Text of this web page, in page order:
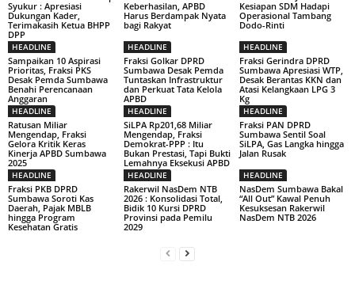
Syukur : Apresiasi
Dukungan Kader,
Terimakasih Ketua BHPP
DPP
Keberhasilan, APBD
Harus Berdampak Nyata
bagi Rakyat
Kesiapan SDM Hadapi
Operasional Tambang
Dodo-Rinti
HEADLINE
Sampaikan 10 Aspirasi
Prioritas, Fraksi PKS
Desak Pemda Sumbawa
Benahi Perencanaan
Anggaran
HEADLINE
Fraksi Golkar DPRD
Sumbawa Desak Pemda
Tuntaskan Infrastruktur
dan Perkuat Tata Kelola
APBD
HEADLINE
Fraksi Gerindra DPRD
Sumbawa Apresiasi WTP,
Desak Berantas KKN dan
Atasi Kelangkaan LPG 3
Kg
HEADLINE
Ratusan Miliar
Mengendap, Fraksi
Gelora Kritik Keras
Kinerja APBD Sumbawa
2025
HEADLINE
SiLPA Rp201,68 Miliar
Mengendap, Fraksi
Demokrat-PPP : Itu
Bukan Prestasi, Tapi Bukti
Lemahnya Eksekusi APBD
HEADLINE
Fraksi PAN DPRD
Sumbawa Sentil Soal
SiLPA, Gas Langka hingga
Jalan Rusak
HEADLINE
Fraksi PKB DPRD
Sumbawa Soroti Kas
Daerah, Pajak MBLB
hingga Program
Kesehatan Gratis
HEADLINE
Rakerwil NasDem NTB
2026 : Konsolidasi Total,
Bidik 10 Kursi DPRD
Provinsi pada Pemilu
2029
HEADLINE
NasDem Sumbawa Bakal
“All Out” Kawal Penuh
Kesuksesan Rakerwil
NasDem NTB 2026